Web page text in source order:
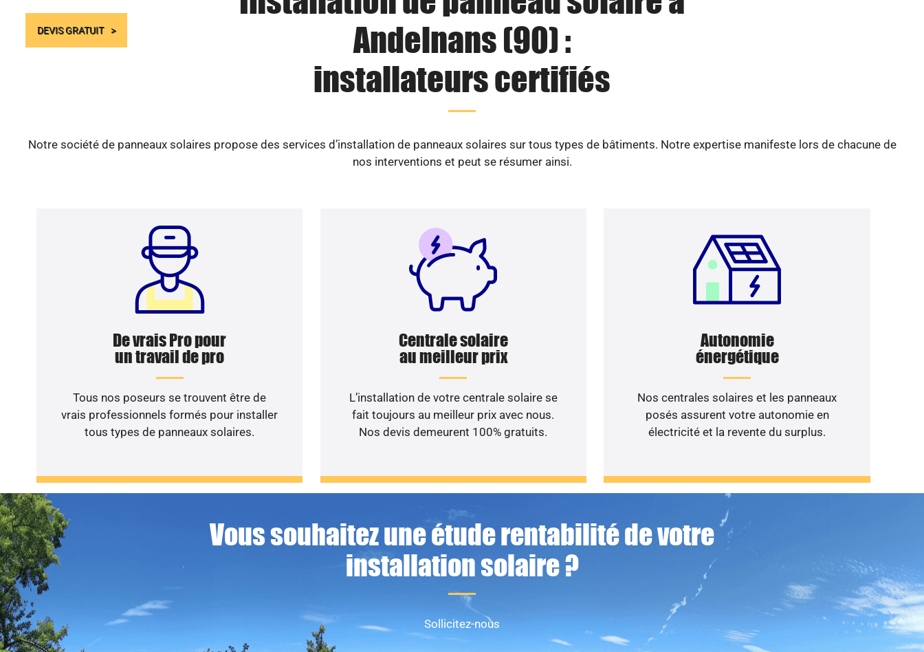
DEVIS GRATUIT
Andelnans (90) :
installateurs certifiés
Notre société de panneaux solaires propose des services d’installation de panneaux solaires sur tous types de bâtiments. Notre expertise manifeste lors de chacune de
nos interventions et peut se résumer ainsi.
De vrais Pro pour
un travail de pro
Tous nos poseurs se trouvent être de
vrais professionnels formés pour installer
tous types de panneaux solaires.
Centrale solaire
au meilleur prix
L’installation de votre centrale solaire se
fait toujours au meilleur prix avec nous.
Nos devis demeurent 100% gratuits.
Autonomie
énergétique
Nos centrales solaires et les panneaux
posés assurent votre autonomie en
électricité et la revente du surplus.
Vous souhaitez une étude rentabilité de votre
installation solaire ?
Sollicitez-nous